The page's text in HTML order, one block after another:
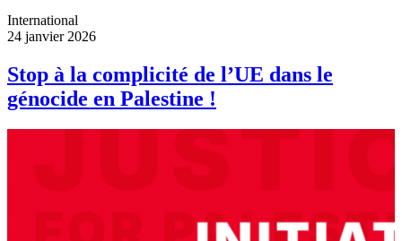
International
24 janvier 2026
Stop à la complicité de l’UE dans le
génocide en Palestine !